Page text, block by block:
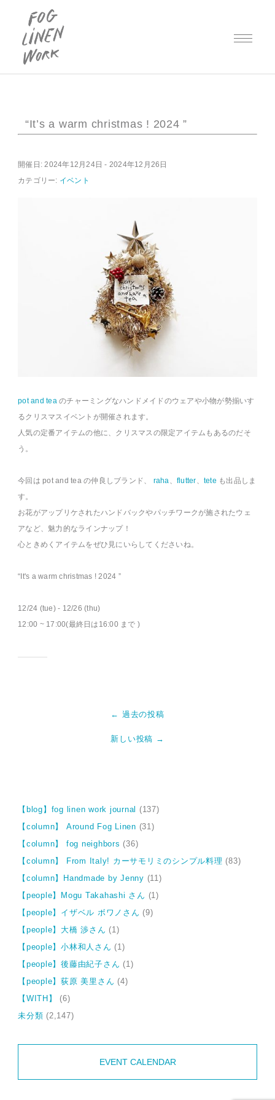
“It’s a warm christmas ! 2024 ”
開催日: 2024年12月24日 - 2024年12月26日
カテゴリー: イベント
pot and teaのチャーミングなハンドメイドのウェアや小物が勢揃いす
るクリスマスイベントが開催されます。
人気の定番アイテムの他に、クリスマスの限定アイテムもあるのだそ
う。
今回は pot and tea の仲良しブランド、 raha、 flutter、 tete も出品しま
す。
お花がアップリケされたハンドバックやパッチワークが施されたウェ
アなど、魅力的なラインナップ！
心ときめくアイテムをぜひ見にいらしてくださいね。
“It's a warm christmas ! 2024 ”
12/24 (tue) - 12/26 (thu)
12:00 ~ 17:00(最終日は16:00 まで )
← 過去の投稿
新しい投稿 →
【blog】fog linen work journal
(137)
【column】 Around Fog Linen (31)
【column】 fog neighbors (36)
【column】 From Italy! カーサモリミのシンプル料理 (83)
【column】Handmade by Jenny (11)
【people】Mogu Takahashi さん (1)
【people】イザベル ボワノさん (9)
【people】大橋 渉さん (1)
【people】小林和人さん (1)
【people】後藤由紀子さん (1)
【people】荻原 美里さん (4)
【WITH】
(6)
未分類 (2,147)
EVENT CALENDAR